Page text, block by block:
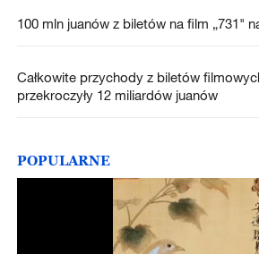
100 mln juanów z biletów na film „731"
Całkowite przychody z biletów
przekroczyły 12 miliardów juanów
POPULARNE